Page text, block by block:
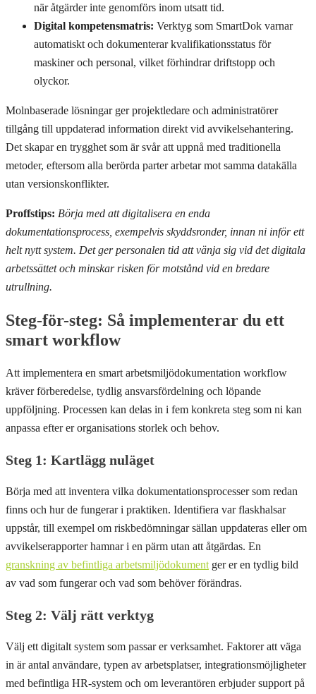
när åtgärder inte genomförs inom utsatt tid.
Digital kompetensmatris: Verktyg som SmartDok varnar
automatiskt och dokumenterar kvalifikationsstatus för
maskiner och personal, vilket förhindrar driftstopp och
olyckor.
Molnbaserade lösningar ger projektledare och administratörer
tillgång till uppdaterad information direkt vid avvikelsehantering.
Det skapar en trygghet som är svår att uppnå med traditionella
metoder, eftersom alla berörda parter arbetar mot samma datakälla
utan versionskonflikter.
Proffstips: Börja med att digitalisera en enda
dokumentationsprocess, exempelvis skyddsronder, innan ni inför ett
helt nytt system. Det ger personalen tid att vänja sig vid det digitala
arbetssättet och minskar risken för motstånd vid en bredare
utrullning.
Steg-för-steg: Så implementerar du ett
smart workflow
Att implementera en smart arbetsmiljödokumentation workflow
kräver förberedelse, tydlig ansvarsfördelning och löpande
uppföljning. Processen kan delas in i fem konkreta steg som ni kan
anpassa efter er organisations storlek och behov.
Steg 1: Kartlägg nuläget
Börja med att inventera vilka dokumentationsprocesser som redan
finns och hur de fungerar i praktiken. Identifiera var flaskhalsar
uppstår, till exempel om riskbedömningar sällan uppdateras eller om
avvikelserapporter hamnar i en pärm utan att åtgärdas. En
granskning av befintliga arbetsmiljödokument ger er en tydlig bild
av vad som fungerar och vad som behöver förändras.
Steg 2: Välj rätt verktyg
Välj ett digitalt system som passar er verksamhet. Faktorer att väga
in är antal användare, typen av arbetsplatser, integrationsmöjligheter
med befintliga HR-system och om leverantören erbjuder support på